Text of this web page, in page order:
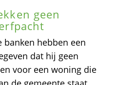
geen
banken hebben een
dat hij geen
voor een woning die